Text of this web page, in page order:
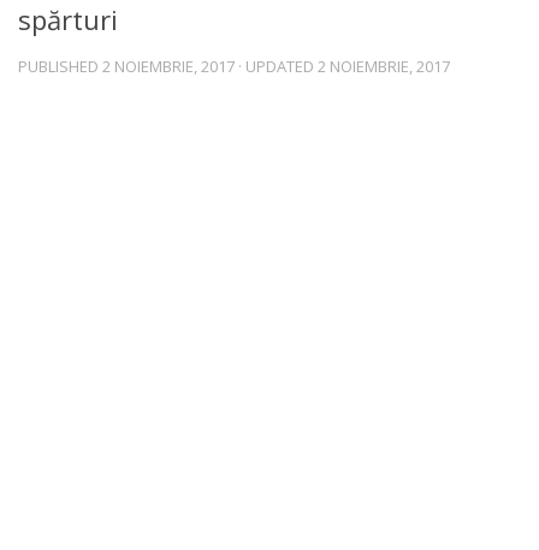
spărturi
PUBLISHED 2 NOIEMBRIE, 2017 · UPDATED 2 NOIEMBRIE, 2017